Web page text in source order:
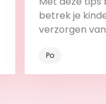
betrek je
verzorgen
Po